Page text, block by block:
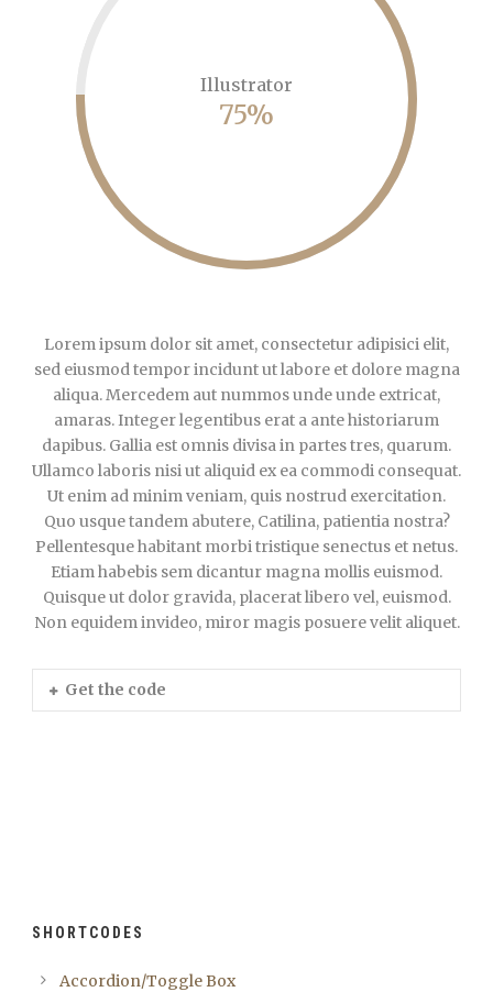
Illustrator
75%
Lorem ipsum dolor sit amet, consectetur adipisici elit,
sed eiusmod tempor incidunt ut labore et dolore magna
aliqua. Mercedem aut nummos unde unde extricat,
amaras. Integer legentibus erat a ante historiarum
dapibus. Gallia est omnis divisa in partes tres, quarum.
Ullamco laboris nisi ut aliquid ex ea commodi consequat.
Ut enim ad minim veniam, quis nostrud exercitation.
Quo usque tandem abutere, Catilina, patientia nostra?
Pellentesque habitant morbi tristique senectus et netus.
Etiam habebis sem dicantur magna mollis euismod.
Quisque ut dolor gravida, placerat libero vel, euismod.
Non equidem invideo, miror magis posuere velit aliquet.
Get the code
SHORTCODES
Accordion/Toggle Box